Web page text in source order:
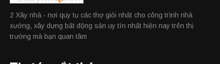
2 Xây nhà - nơi quy tụ các thợ giỏi nhất cho công trình nhà
xưởng, xây dựng bất động sản uy tín nhất hiện nay trên thị
trường mà bạn quan tâm